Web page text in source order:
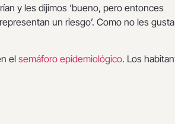
y les dijimos ‘bueno, pero entonces
un riesgo’. Como no les
elsemáforo epidemiológico. Los